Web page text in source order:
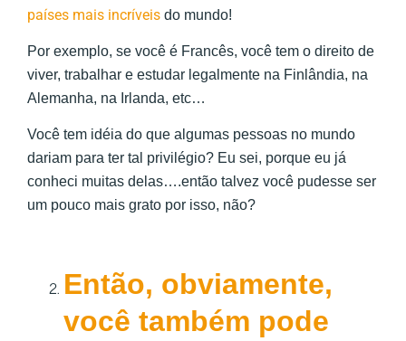
países mais incríveis do mundo!
Por exemplo, se você é Francês, você tem o direito de
viver, trabalhar e estudar legalmente na Finlândia, na
Alemanha, na Irlanda, etc…
Você tem idéia do que algumas pessoas no mundo
dariam para ter tal privilégio? Eu sei, porque eu já
conheci muitas delas….então talvez você pudesse ser
um pouco mais grato por isso, não?
Então, obviamente,
você também pode